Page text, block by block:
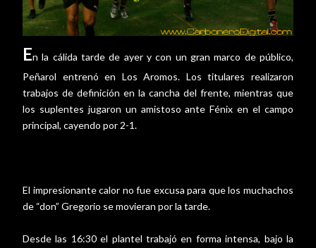
En la cálida tarde de ayer y con un gran marco de público,
Peñarol entrenó en Los Aromos. Los titulares realizaron
trabajos de definición en la cancha del frente, mientras que
los suplentes jugaron un amistoso ante Fénix en el campo
principal, cayendo por 2-1.
El impresionante calor no fue excusa para que los muchachos
de “don” Gregorio se movieran por la tarde.
Desde las 16:30 el plantel trabajó en forma intensa, bajo la